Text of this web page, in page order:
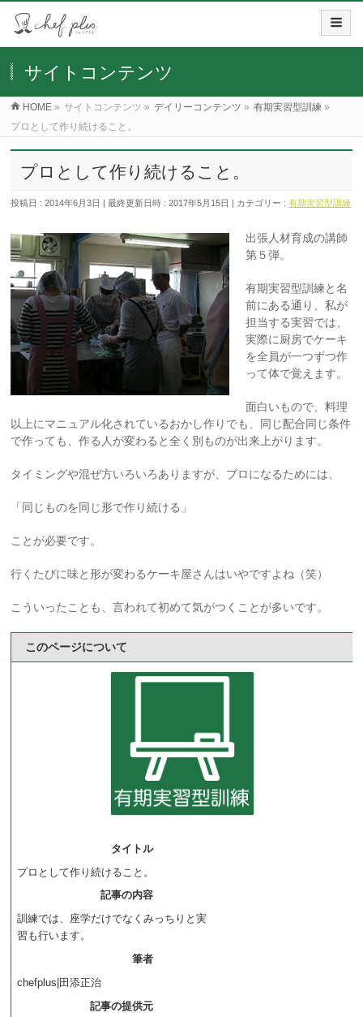
サイトコンテンツ
HOME » サイトコンテンツ » デイリーコンテンツ » 有期実習型訓練 »
プロとして作り続けること。
プロとして作り続けること。
投稿日 : 2014年6月3日 最終更新日時 : 2017年5月15日 カテゴリー :有期実習型訓練
出張人材育成の講師
第５弾。
有期実習型訓練と名
前にある通り、私が
担当する実習では、
実際に厨房でケーキ
を全員が一つずつ作
って体で覚えます。
面白いもので、料理
以上にマニュアル化されているおかし作りでも、同じ配合同じ条件
で作っても、作る人が変わると全く別ものが出来上がります。
タイミングや混ぜ方いろいろありますが、プロになるためには、
「同じものを同じ形で作り続ける」
ことが必要です。
行くたびに味と形が変わるケーキ屋さんはいやですよね（笑）
こういったことも、言われて初めて気がつくことが多いです。
このページについて
タイトル
プロとして作り続けること。
記事の内容
訓練では、座学だけでなくみっちりと実
習も行います。
筆者
chefplus|田添正治
記事の提供元